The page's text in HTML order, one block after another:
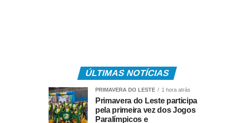
ÚLTIMAS NOTÍCIAS
PRIMAVERA DO LESTE 1 hora atrás
Primavera do Leste participa
pela primeira vez dos Jogos
Paralímpicos e